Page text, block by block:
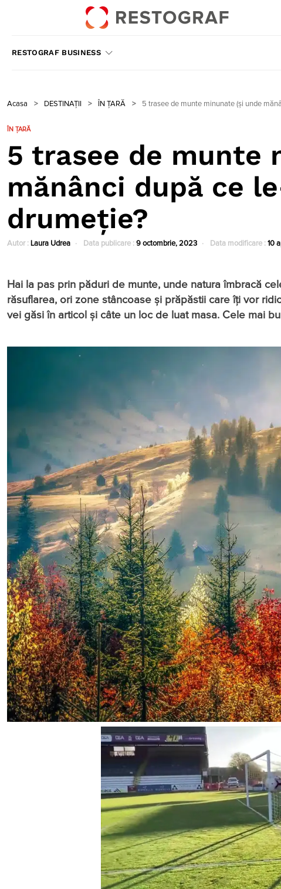
RESTOGRAF BUSINESS
Acasa > DESTINAȚII > ÎN ȚARĂ > 5 trasee de munte minunate (și unde
ÎN ȚARĂ
5 trasee de munte
mănânci după ce
drumeție?
Autor : Laura Udrea Data publicare : 9 octombrie, 2023 Data modificare : 10
Hai la pas prin păduri de munte, unde natura îmbracă
răsuflarea, ori zone stâncoase și prăpăstii care îți vor
vei găsi în articol și câte un loc de luat masa. Cele mai